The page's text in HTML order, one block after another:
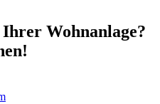
Wohnanlage?